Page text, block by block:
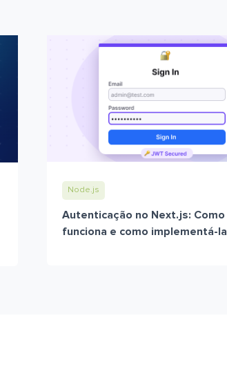
Node.js
Autenticação no Next.js: Como
funciona e como implementá-la